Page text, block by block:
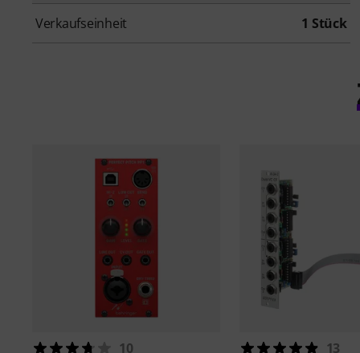
Verkaufseinheit 1 Stück
10
13